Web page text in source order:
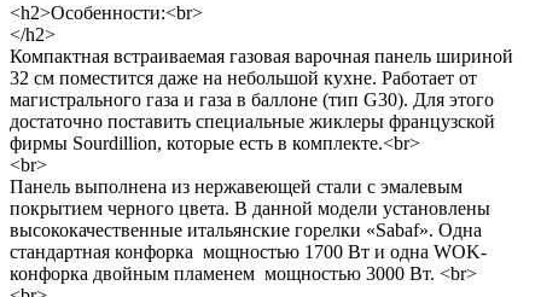
<h2>Особенности:<br>
</h2>
Компактная встраиваемая газовая варочная панель шириной
32 см поместится даже на небольшой кухне. Работает от
магистрального газа и газа в баллоне (тип G30). Для этого
достаточно поставить специальные жиклеры французской
фирмы Sourdillion, которые есть в комплекте.<br>
<br>
Панель выполнена из нержавеющей стали с эмалевым
покрытием черного цвета. В данной модели установлены
высококачественные итальянские горелки «Sabaf». Одна
стандартная конфорка мощностью 1700 Вт и одна WOK-
конфорка двойным пламенем мощностью 3000 Вт. <br>